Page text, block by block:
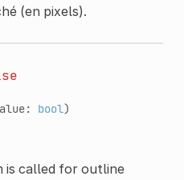
(en pixels).
bool)
is called for outline